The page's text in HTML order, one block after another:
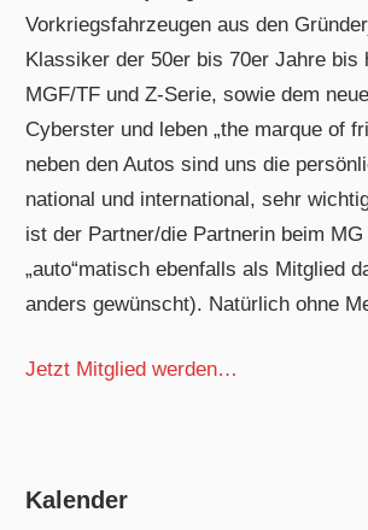
Vorkriegsfahrzeugen aus den
Klassiker der 50er bis 70er Jahre bis
MGF/TF und Z-Serie, sowie dem
Cyberster und leben „the marque of
neben den Autos sind uns die
national und international, sehr
ist der Partner/die Partnerin beim
„auto“matisch ebenfalls als Mitglied
anders gewünscht). Natürlich ohne
Jetzt Mitglied werden…
Kalender